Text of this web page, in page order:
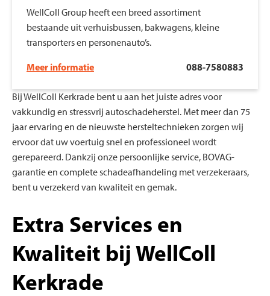
WellColl Group heeft een breed assortiment
bestaande uit verhuisbussen, bakwagens, kleine
transporters en personenauto’s.
Meer informatie 088-7580883
Bij WellColl Kerkrade bent u aan het juiste adres voor
vakkundig en stressvrij autoschadeherstel. Met meer dan 75
jaar ervaring en de nieuwste hersteltechnieken zorgen wij
ervoor dat uw voertuig snel en professioneel wordt
gerepareerd. Dankzij onze persoonlijke service, BOVAG-
garantie en complete schadeafhandeling met verzekeraars,
bent u verzekerd van kwaliteit en gemak.
Extra Services en
Kwaliteit bij WellColl
Kerkrade